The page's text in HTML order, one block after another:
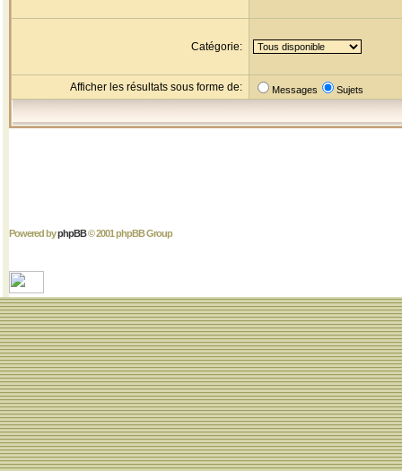
Catégorie:
Afficher les résultats sous forme de: Messages Sujets
Powered byphpBB© 2001 phpBB Group